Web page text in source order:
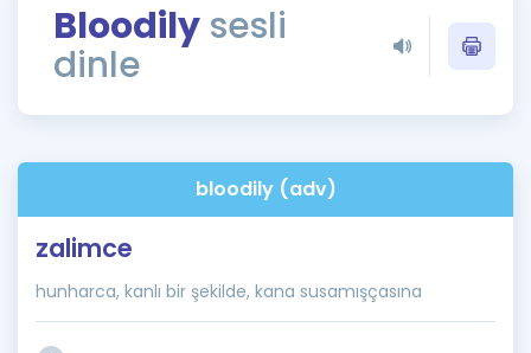
Rehberlik Aracı
ÖSYM Sınav Takvimi
İngilizce Gramer
Bloodily sesli
dinle
bloodily (adv)
zalimce
hunharca, kanlı bir şekilde, kana susamışçasına